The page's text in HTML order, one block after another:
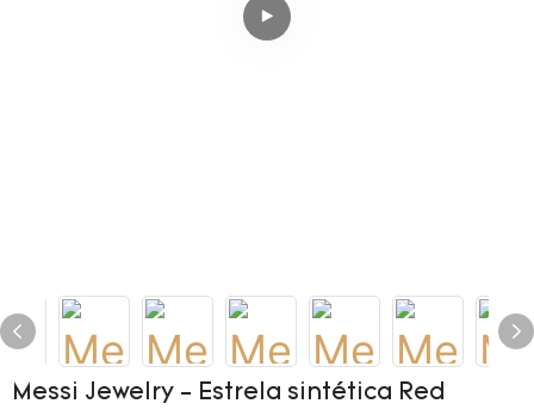
Messi Jewelry - Estrela sintética Red